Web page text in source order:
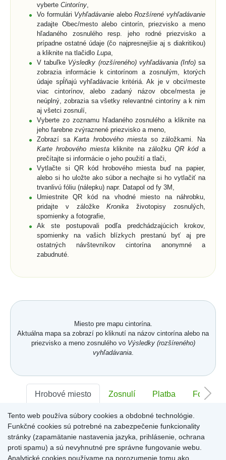
vyberte Cintoríny
Vo formulári Vyhľadávanie aleboRozšírené vyhľadávanie
zadajte Obec/mesto alebo cintorín, priezvisko a meno
hľadaného zosnulého resp. jeho rodné priezvisko a
prípadne ostatné údaje (čo najpresnejšie aj s diakritikou)
a kliknite na tlačidlo Lupa
V tabuľke Výsledky (rozšíreného) vyhľadávania (Info)sa
zobrazia informácie k cintorínom a zosnulým, ktorých
údaje spĺňajú vyhľadávacie kritériá. Ak je v obci/meste
viac cintorínov, alebo zadaný názov obce/mesta je
neúplný, zobrazia sa všetky relevantné cintoríny a k nim
aj všetci zosnulí,
Vyberte zo zoznamu hľadaného zosnulého a kliknite na
jeho farebne zvýraznené priezvisko a meno,
Zobrazí saKarta hrobového miesta so záložkami. Na
Karte hrobového miesta kliknite na záložku QR kóda
prečítajte si informácie o jeho použití a tlači,
Vytlačte si QR kód hrobového miesta buď na papier,
alebo si ho uložte ako súbor a nechajte si ho vytlačiť na
trvanlivú fóliu (nálepku) napr. Datapol od fy 3M,
Umiestnite QR kód na vhodné miesto na náhrobku,
pridajte v záložkeKronika životopisy zosnulých,
spomienky a fotografie,
Ak ste postupovali podľa predchádzajúcich krokov,
spomienky na vašich blízkych prestanú byť aj pre
ostatných návštevníkov cintorína anonymné a
zabudnuté.
Miesto pre mapu cintorína.
Aktuálna mapa sa zobrazí po kliknutí na názov cintorína alebo na
priezvisko a meno zosnulého vo Výsledky (rozšíreného)
vyhľadávania.
Hrobové miesto Zosnulí Platba Foto
Sektor:- Rad:- Číslo:-
Miesto pre informácie o hrobovom mieste
Tento web používa súbory cookies a obdobné technológie.
Funkčné cookies sú potrebné na zabezpečenie funkcionality
stránky (zapamätanie nastavenia jazyka, prihlásenie, ochrana
proti spamu) a sú nevyhnutné pre správne fungovanie webu.
Analytické cookies používame na porozumenie tomu ako